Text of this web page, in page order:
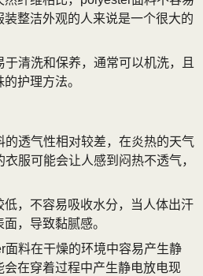
整洁外观的人来说是一个很大的
于清洗和保养，通常可以机洗，且
护理方法。
的透气性相对较差，在炎热的天气
服可能会让人感到闷热不透气，
低，不容易吸收水分，当人体出汗
，导致黏腻感。
面料在干燥的环境中容易产生静
会在穿着过程中产生静电放电现